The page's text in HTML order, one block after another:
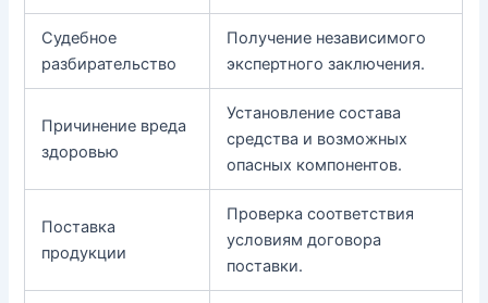
Судебное
разбирательство
Получение независимого
экспертного заключения.
Причинение вреда
здоровью
Установление состава
средства и возможных
опасных компонентов.
Поставка
продукции
Проверка соответствия
условиям договора
поставки.